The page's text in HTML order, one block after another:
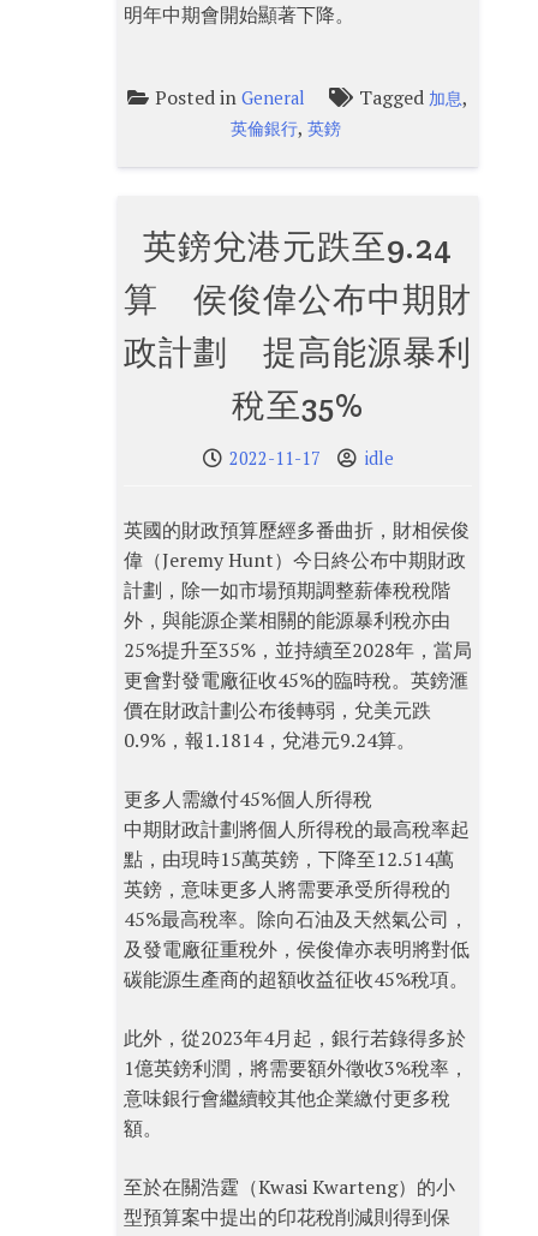
明年中期會開始顯著下降。
Posted inGeneral Tagged 加息,
英倫銀行,英鎊
英鎊兌港元跌至9.24
算 侯俊偉公布中期財
政計劃 提高能源暴利
稅至35%
2022-11-17 idle
英國的財政預算歷經多番曲折，財相侯俊
偉（Jeremy Hunt）今日終公布中期財政
計劃，除一如市場預期調整薪俸稅稅階
外，與能源企業相關的能源暴利稅亦由
25%提升至35%，並持續至2028年，當局
更會對發電廠征收45%的臨時稅。英鎊滙
價在財政計劃公布後轉弱，兌美元跌
0.9%，報1.1814，兌港元9.24算。
更多人需繳付45%個人所得稅
中期財政計劃將個人所得稅的最高稅率起
點，由現時15萬英鎊，下降至12.514萬
英鎊，意味更多人將需要承受所得稅的
45%最高稅率。除向石油及天然氣公司，
及發電廠征重稅外，侯俊偉亦表明將對低
碳能源生產商的超額收益征收45%稅項。
此外，從2023年4月起，銀行若錄得多於
1億英鎊利潤，將需要額外徵收3%稅率，
意味銀行會繼續較其他企業繳付更多稅
額。
至於在關浩霆（Kwasi Kwarteng）的小
型預算案中提出的印花稅削減則得到保